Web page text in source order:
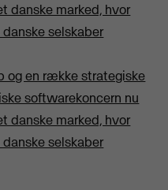
danske marked, hvor
selskaber
og en række strategiske
softwarekoncern nu
danske marked, hvor
selskaber